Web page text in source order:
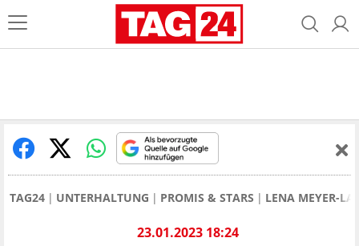
TAG24 UNTERHALTUNG PROMIS & STARS LENA MEYER-
23.01.2023 18:24